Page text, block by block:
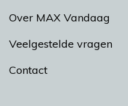
Over MAX Vandaag
Veelgestelde vragen
Contact